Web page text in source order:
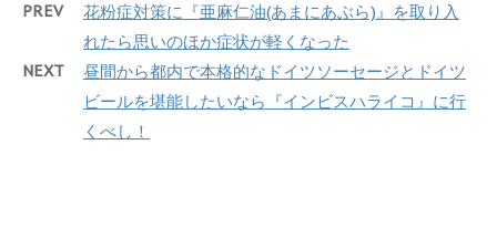
PREV
花粉症対策に『亜麻仁油(あまにあぶら)』を取り入
れたら思いのほか症状が軽くなった
NEXT
昼間から都内で本格的なドイツソーセージとドイツ
ビールを堪能したいなら『インビスハライコ』に行
くべし！